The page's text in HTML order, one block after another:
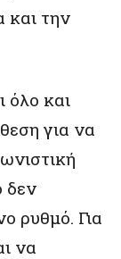
και την
όλο και
για να
δεν
ρυθμό. Για
να